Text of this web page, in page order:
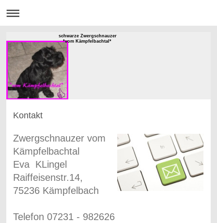
schwarze Zwergschnauzer
*vom Kämpfelbachtal*
Kontakt
Zwergschnauzer vom
Kämpfelbachtal
Eva KLingel
Raiffeisenstr.14,
75236 Kämpfelbach
Telefon 07231 - 982626